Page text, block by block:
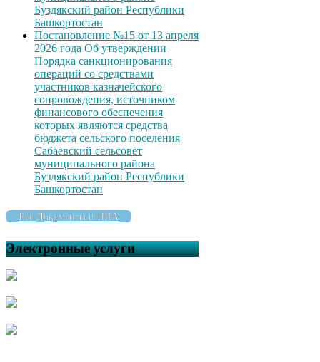
Буздякский район Республики
Башкортостан
Постановление №15 от 13 апреля
2026 года Об утверждении
Порядка санкционирования
операций со средствами
участников казначейского
сопровождения, источником
финансового обеспечения
которых являются средства
бюджета сельского поселения
Сабаевский сельсовет
муниципального района
Буздякский район Республики
Башкортостан
Все Документы и НПА
Электронные услуги